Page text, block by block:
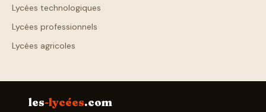
Lycées technologiques
Lycées professionnels
Lycées agricoles
les-lycées.com